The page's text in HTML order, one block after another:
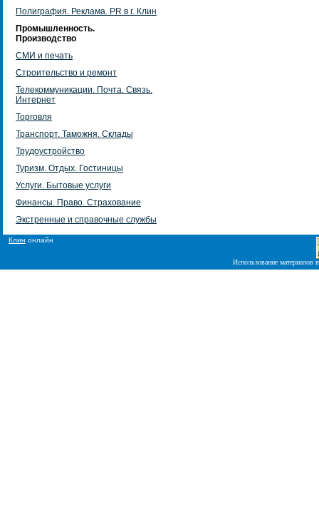
Полиграфия. Реклама. PR в г. Клин
Промышленность.
Производство
СМИ и печать
Строительство и ремонт
Телекоммуникации. Почта. Связь.
Интернет
Торговля
Транспорт. Таможня. Склады
Трудоустройство
Туризм. Отдых. Гостиницы
Услуги. Бытовые услуги
Финансы. Право. Страхование
Экстренные и справочные службы
Клин онлайн
Использование материалов